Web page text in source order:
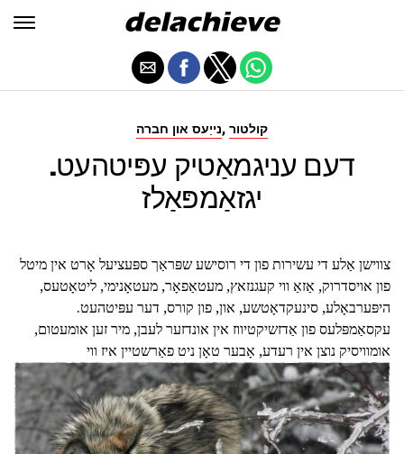
נייַעס און חברה, קולטור
דעם עניגמאַטיק עפּיטהעט.
יגזאַמפּאַלז
צווישן אַלע די עשירות פון די רוסישע שפּראַך ספּעציעל אָרט אין מיטל
פון אויסדרוק, אַזאַ ווי קעגנזאץ, מעטאַפאָר, מעטאָנימי, ליטאָטעס,
היפּערבאָלע, סינעקדאָטשע, און, פון קורס, דער עפּיטהעט.
עקסאַמפּלעס פון אַדזשיקטיווז אין אונדזער לעבן, מיר זען אומעטום,
אומוויסיק נוצן אין רעדע, אָבער טאָן ניט פאַרשטיין איז ווי